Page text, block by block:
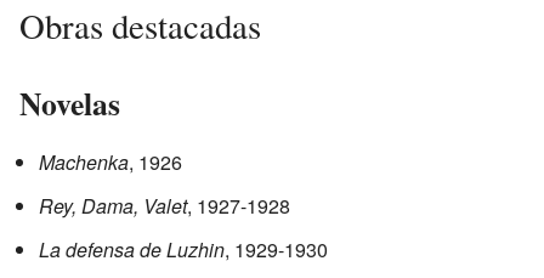
Obras destacadas
Novelas
Machenka, 1926
Rey, Dama, Valet, 1927-1928
La defensa de Luzhin, 1929-1930